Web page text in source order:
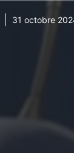
31 octobre